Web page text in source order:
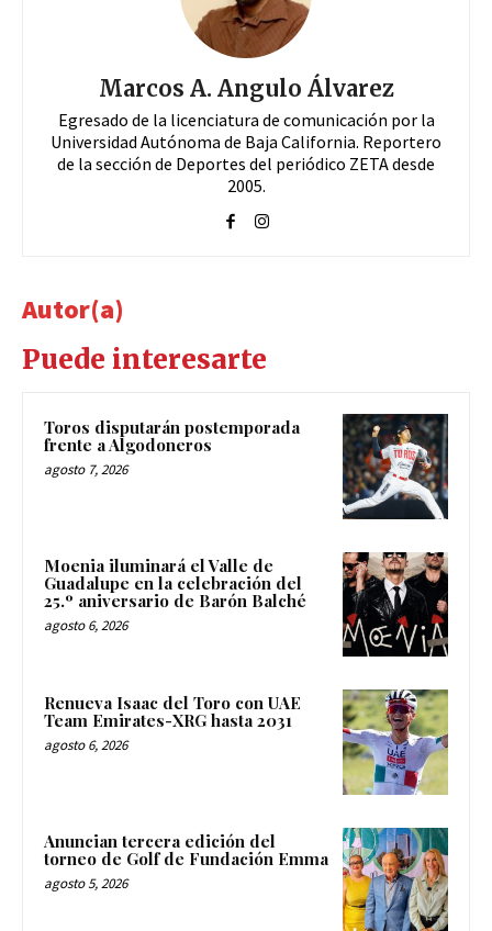
Marcos A. Angulo Álvarez
Egresado de la licenciatura de comunicación por la
Universidad Autónoma de Baja California. Reportero
de la sección de Deportes del periódico ZETA desde
2005.
Autor(a)
Puede interesarte
Toros disputarán postemporada
frente a Algodoneros
agosto 7, 2026
Moenia iluminará el Valle de
Guadalupe en la celebración del
25.º aniversario de Barón Balché
agosto 6, 2026
Renueva Isaac del Toro con UAE
Team Emirates-XRG hasta 2031
agosto 6, 2026
Anuncian tercera edición del
torneo de Golf de Fundación Emma
agosto 5, 2026